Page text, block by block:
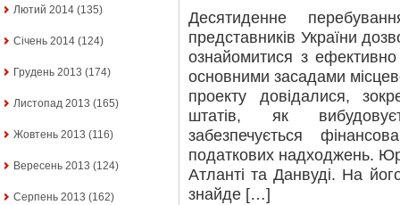
Лютий 2014 (135)
Січень 2014 (124)
Грудень 2013 (174)
Листопад 2013 (165)
Жовтень 2013 (116)
Вересень 2013 (124)
Серпень 2013 (162)
Десятиденне
представників України
ознайомитися з
основними засадами
проекту довідалися,
штатів, як
забезпечується
податкових надходжень.
Атланті та Данвуді. На
знайде […]